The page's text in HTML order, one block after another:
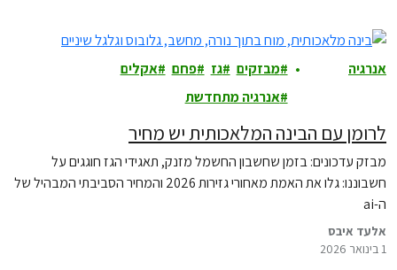
אנרגיה
מבזקים גז פחם
אקלים
אנרגיה מתחדשת
לרומן עם הבינה המלאכותית יש מחיר
מבזק עדכונים: בזמן שחשבון החשמל מזנק, תאגידי הגז חוגגים על
חשבוננו: גלו את האמת מאחורי גזירות 2026 והמחיר הסביבתי המבהיל של
ה-ai
אלעד איבס
1 בינואר 2026